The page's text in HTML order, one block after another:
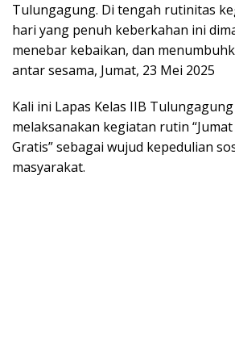
Tulungagung. Di tengah rutinitas
hari yang penuh keberkahan ini
menebar kebaikan, dan
antar sesama, Jumat, 23 Mei 2025
Kali ini Lapas Kelas IIB
melaksanakan kegiatan rutin
Gratis” sebagai wujud kepedulian
masyarakat.